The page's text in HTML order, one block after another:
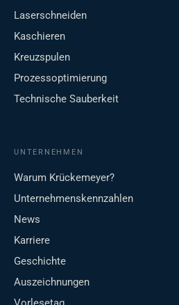
Laserschneiden
Kaschieren
Kreuzspulen
Prozessoptimierung
Technische Sauberkeit
UNTERNEHMEN
Warum Krückemeyer?
Unternehmenskennzahlen
News
Karriere
Geschichte
Auszeichnungen